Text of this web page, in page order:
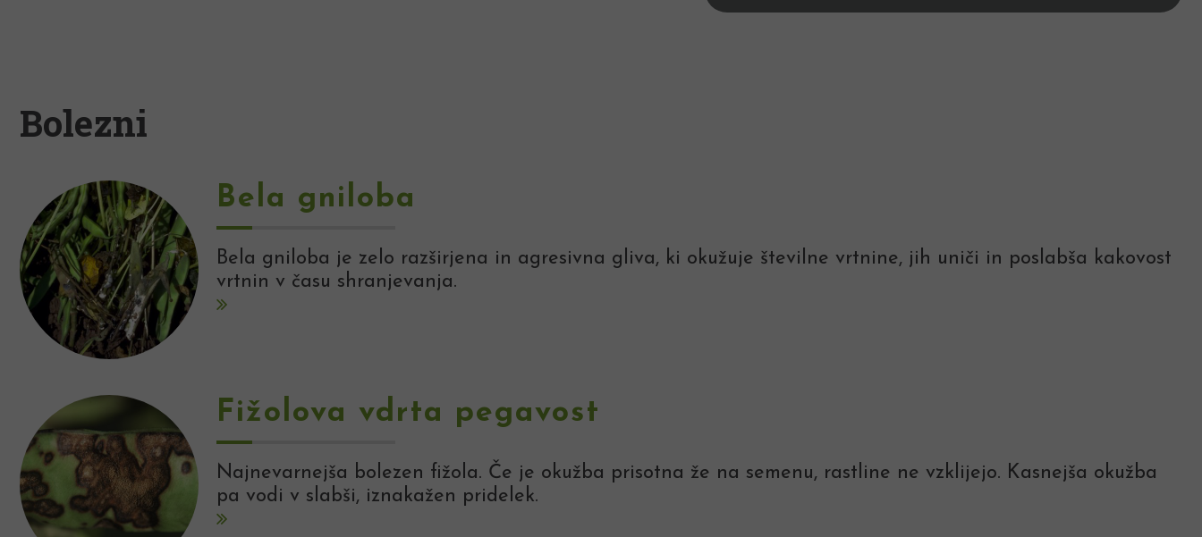
Bolezni
Bela gniloba
Bela gniloba je zelo razširjena in agresivna gliva, ki okužuje številne vrtnine, jih uniči in poslabša kakovost
vrtnin v času shranjevanja.
Fižolova vdrta pegavost
Najnevarnejša bolezen fižola. Če je okužba prisotna že na semenu, rastline ne vzklijejo. Kasnejša okužba
pa vodi v slabši, iznakažen pridelek.